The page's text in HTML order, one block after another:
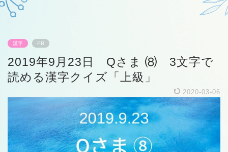
漢字 PR
2019年9月23日 Qさま ⑻ 3文字で
読める漢字クイズ「上級」
2020-03-06